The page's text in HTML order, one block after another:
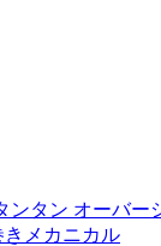
ンタン オーバー
きメカニカル